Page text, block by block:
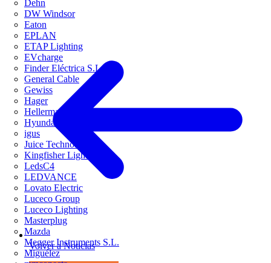
Dehn
DW Windsor
Eaton
EPLAN
ETAP Lighting
EVcharge
Finder Eléctrica S.L.U
General Cable
Gewiss
Hager
HellermannTyton
Hyundai Electric
igus
Juice Technology
Kingfisher Lighting
LedsC4
LEDVANCE
Lovato Electric
Luceco Group
Luceco Lighting
Masterplug
Mazda
Megger Instruments S.L.
Miguélez
Volver a Noticias